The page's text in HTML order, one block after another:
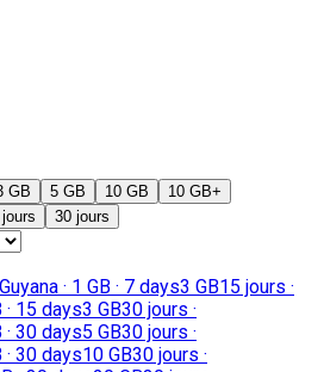
GB 5 GB 10 GB 10 GB+
30 jours
Guyana · 1 GB · 7 days3 GB15 jours ·
· 15 days3 GB30 jours ·
· 30 days5 GB30 jours ·
· 30 days10 GB30 jours ·